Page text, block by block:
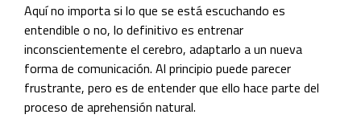
Aquí no importa si lo que se está escuchando es
entendible o no, lo definitivo es entrenar
inconscientemente el cerebro, adaptarlo a un nueva
forma de comunicación. Al principio puede parecer
frustrante, pero es de entender que ello hace parte del
proceso de aprehensión natural.